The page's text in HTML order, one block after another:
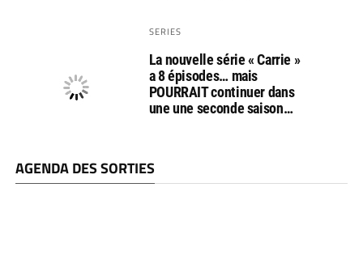
SERIES
La nouvelle série « Carrie »
a 8 épisodes… mais
POURRAIT continuer dans
une une seconde saison…
AGENDA DES SORTIES